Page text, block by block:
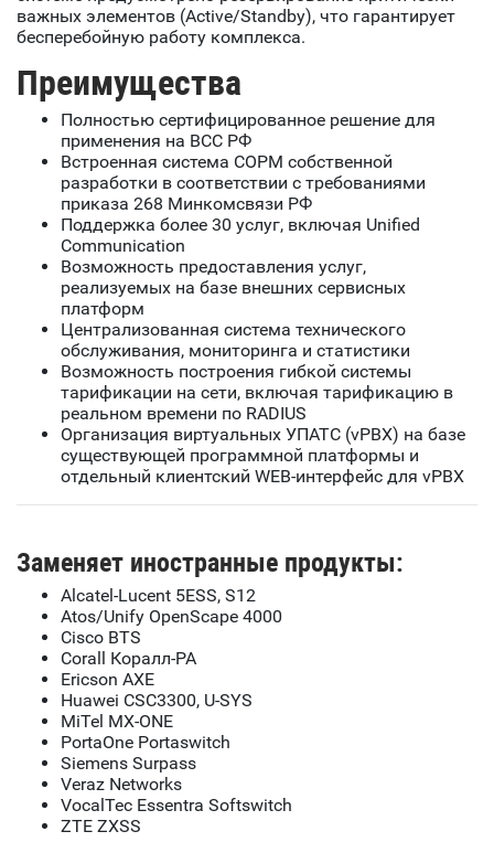
важных элементов (Active/Standby), что гарантирует
бесперебойную работу комплекса.
Преимущества
Полностью сертифицированное решение для
применения на ВСС РФ
Встроенная система СОРМ собственной
разработки в соответствии с требованиями
приказа 268 Минкомсвязи РФ
Поддержка более 30 услуг, включая Unified
Communication
Возможность предоставления услуг,
реализуемых на базе внешних сервисных
платформ
Централизованная система технического
обслуживания, мониторинга и статистики
Возможность построения гибкой системы
тарификации на сети, включая тарификацию в
реальном времени по RADIUS
Организация виртуальных УПАТС (vPBX) на базе
существующей программной платформы и
отдельный клиентский WEB-интерфейс для vPBX
Заменяет иностранные продукты:
Alcatel-Lucent 5ESS, S12
Atos/Unify OpenScape 4000
Cisco BTS
Corall Коралл-РА
Ericson AXE
Huawei CSC3300, U-SYS
MiTel MX-ONE
PortaOne Portaswitch
Siemens Surpass
Veraz Networks
VocalTec Essentra Softswitch
ZTE ZXSS